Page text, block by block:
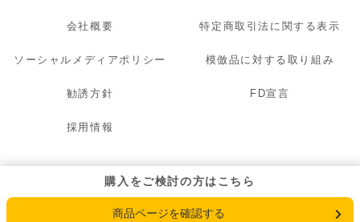
購入をご検討の方はこちら
商品ページを確認する
会社概要 特定商取引法に関する表示
ソーシャルメディアポリシー 模倣品に対する取り組み
勧誘方針 FD宣言
採用情報
© 2007 - 2026 OAK LAWN MARKETING. INC. All Rights Reserved.